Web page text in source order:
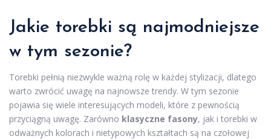
Jakie torebki są najmodniejsze
w tym sezonie?
Torebki pełnią niezwykle ważną rolę w każdej stylizacji, dlatego
warto zwrócić uwagę na najnowsze trendy. W tym sezonie
pojawia się wiele interesujących modeli, które z pewnością
przyciągną uwagę. Zarówno klasyczne fasony, jak i torebki w
odważnych kolorach i nietypowych kształtach są na czołowej